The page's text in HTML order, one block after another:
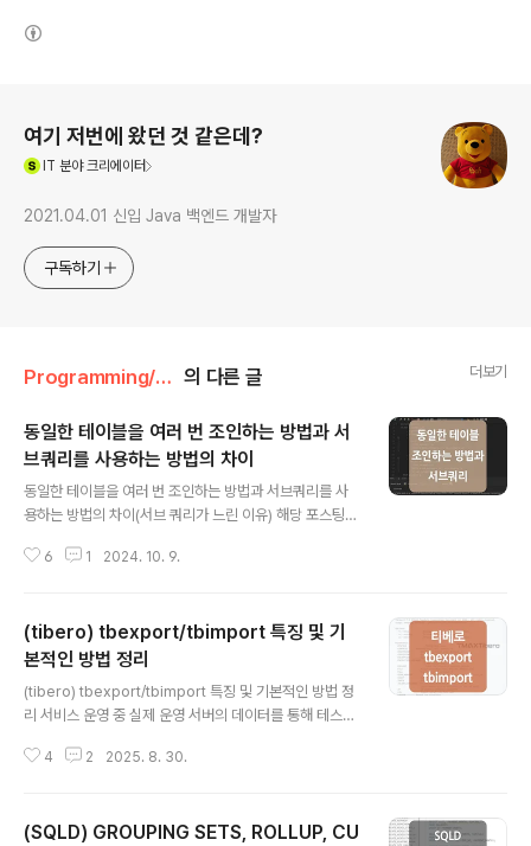
여기 저번에 왔던 것 같은데?
IT 분야 크리에이터
2021.04.01 신입 Java 백엔드 개발자
구독하기
Programming/Database 의 다른 글 더보기
동일한 테이블을 여러 번 조인하는 방법과 서
브쿼리를 사용하는 방법의 차이
동일한 테이블을 여러 번 조인하는 방법과 서브쿼리를 사
용하는 방법의 차이(서브 쿼리가 느린 이유) 해당 포스팅은
법은 없는지? 성능적 이슈는 없는지? 하는 의문에서 시작
무에서의 쿼리는 대부분 아래 예시의 쿼리보다 복잡할 뿐
만 아니라 다양한 케이스가 존재할 수 있으며, 데이터 양이
나 인덱스 등의 변수로 인해서도 쿼리의 성능이 다르게 나
올 수 있기 때문에 어떤 것이 정답이다 라고는 할 수 없습니
참고하되 성능적 부분은 실제 사용되는 쿼리의 실행 계획
6 1 2024. 10. 9.
(tibero) tbexport/tbimport 특징 및 기
본적인 방법 정리
(tibero) tbexport/tbimport 특징 및 기본적인 방법 정
리 서비스 운영 중 실제 운영 서버의 데이터를 통해 테스트
발 DB로 가져왔으며, 그 과정에서 사용 중인 DBMS tiber
는 데이터 이관/백업 시 tbexport, tbimport 기능을 사
4 2 2025. 8. 30.
(SQLD) GROUPING SETS, ROLLUP, CU